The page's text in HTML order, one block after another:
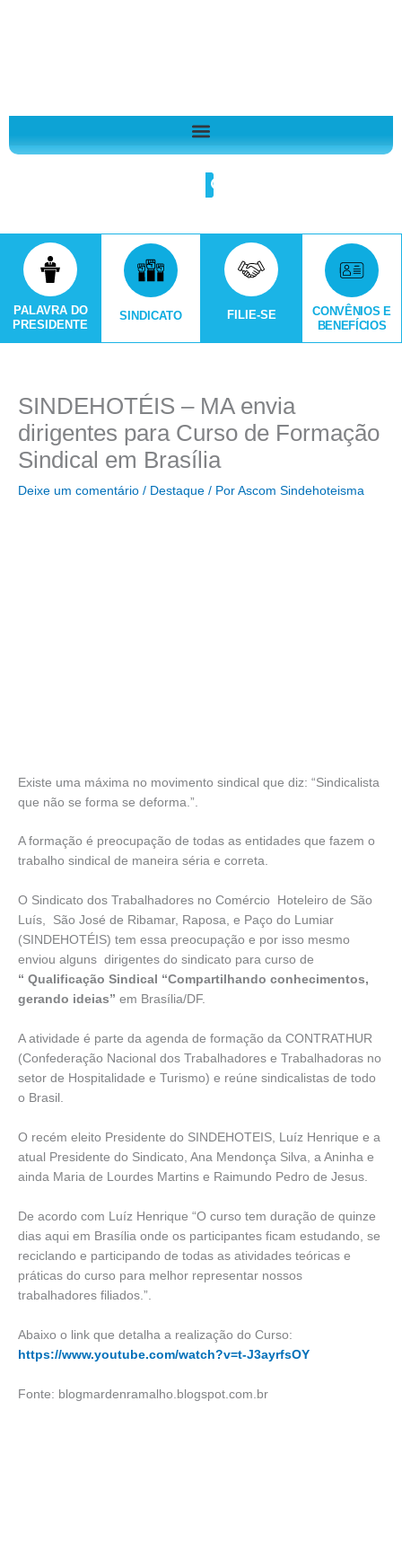
Search
PALAVRA DO
PRESIDENTE
SINDICATO FILIE-SE
CONVÊNIOS E
BENEFÍCIOS
SINDEHOTÉIS – MA envia
dirigentes para Curso de Formação
Sindical em Brasília
Deixe um comentário / Destaque / Por Ascom Sindehoteisma
Existe uma máxima no movimento sindical que diz: “Sindicalista
que não se forma se deforma.”.
A formação é preocupação de todas as entidades que fazem o
trabalho sindical de maneira séria e correta.
O Sindicato dos Trabalhadores no Comércio Hoteleiro de São
Luís, São José de Ribamar, Raposa, e Paço do Lumiar
(SINDEHOTÉIS) tem essa preocupação e por isso mesmo
enviou alguns dirigentes do sindicato para curso de
“ Qualificação Sindical “Compartilhando conhecimentos,
gerando ideias” em Brasília/DF.
A atividade é parte da agenda de formação da CONTRATHUR
(Confederação Nacional dos Trabalhadores e Trabalhadoras no
setor de Hospitalidade e Turismo) e reúne sindicalistas de todo
o Brasil.
O recém eleito Presidente do SINDEHOTEIS, Luíz Henrique e a
atual Presidente do Sindicato, Ana Mendonça Silva, a Aninha e
ainda Maria de Lourdes Martins e Raimundo Pedro de Jesus.
De acordo com Luíz Henrique “O curso tem duração de quinze
dias aqui em Brasília onde os participantes ficam estudando, se
reciclando e participando de todas as atividades teóricas e
práticas do curso para melhor representar nossos
trabalhadores filiados.”.
Abaixo o link que detalha a realização do Curso:
https://www.youtube.com/watch?v=t-J3ayrfsOY
Fonte: blogmardenramalho.blogspot.com.br
o